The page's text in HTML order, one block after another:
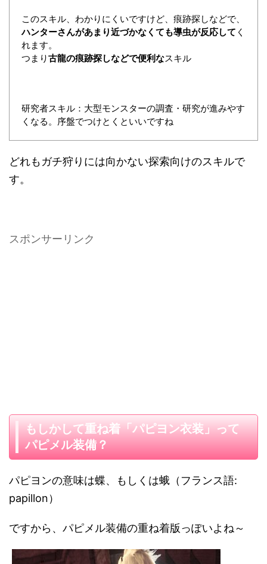
このスキル、わかりにくいですけど、痕跡探しなどで、
ハンターさんがあまり近づかなくても導虫が反応して く
れます。
つまり古龍の痕跡探しなどで便利なスキル
研究者スキル：大型モンスターの調査・研究が進みやす
くなる。序盤でつけとくといいですね
どれもガチ狩りには向かない探索向けのスキルで
す。
スポンサーリンク
もしかして重ね着「パピヨン衣装」って
パピメル装備？
パピヨンの意味は蝶、もしくは蛾（フランス語:
papillon）
ですから、パピメル装備の重ね着版っぽいよね～